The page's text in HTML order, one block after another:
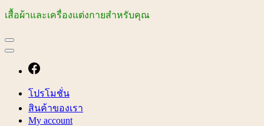
เสื้อผ้าและเครื่องแต่งกายสำหรับคุณ
โปรโมชั่น
สินค้าของเรา
My account